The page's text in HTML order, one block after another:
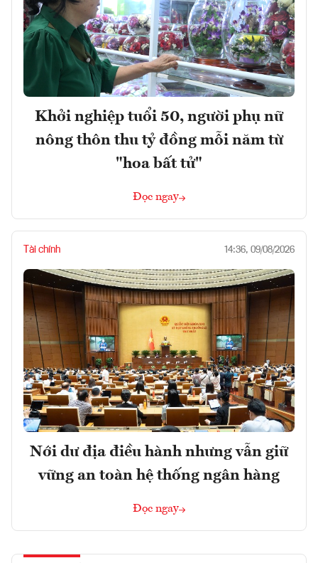
Khởi nghiệp tuổi 50, người phụ nữ
nông thôn thu tỷ đồng mỗi năm từ
"hoa bất tử"
Đọc ngay
Tài chính 14:36, 09/08/2026
Nới dư địa điều hành nhưng vẫn giữ
vững an toàn hệ thống ngân hàng
Đọc ngay